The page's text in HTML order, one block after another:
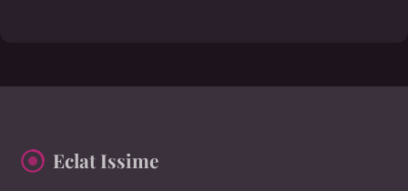
Eclat Issime